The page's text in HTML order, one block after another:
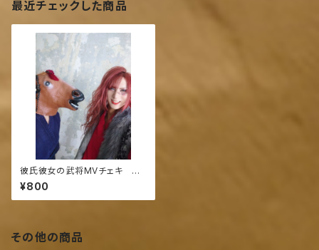
最近チェックした商品
彼氏彼女の武将MVチェキ わ
んたろう/バサッシー 2ショット
¥800
その他の商品